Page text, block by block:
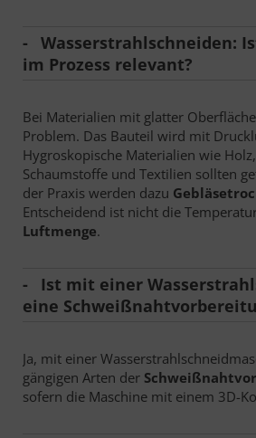
Wasserstrahlschneiden:
im Prozess relevant?
Bei Materialien mit glatter
Problem. Das Bauteil wird mit
Hygroskopische Materialien wie
Schaumstoffe und Textilien sollten
der Praxis werden dazu
Entscheidend ist nicht die
Luftmenge.
Ist mit einer
eine
Ja, mit einer
gängigen Arten der
sofern die Maschine mit einem 3D-